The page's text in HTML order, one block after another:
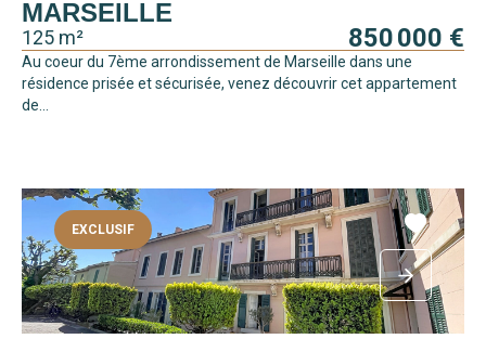
MARSEILLE
125 m² 850 000 €
Au coeur du 7ème arrondissement de Marseille dans une
résidence prisée et sécurisée, venez découvrir cet appartement
de...
EXCLUSIF